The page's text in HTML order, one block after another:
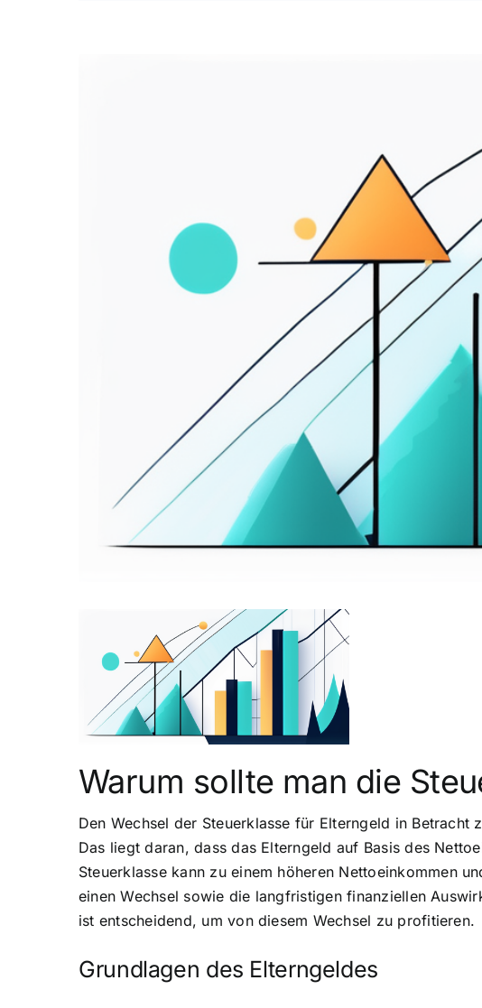
Warum sollte man die
Den Wechsel der Steuerklasse für Elterngeld in
Das liegt daran, dass das Elterngeld auf Basis des
Steuerklasse kann zu einem höheren Nettoeinkommen
einen Wechsel sowie die langfristigen finanziellen
ist entscheidend, um von diesem Wechsel zu profitieren.
Grundlagen des Elterngeldes